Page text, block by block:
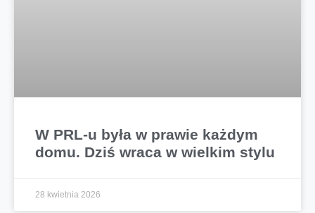
W PRL-u była w prawie każdym
domu. Dziś wraca w wielkim stylu
28 kwietnia 2026